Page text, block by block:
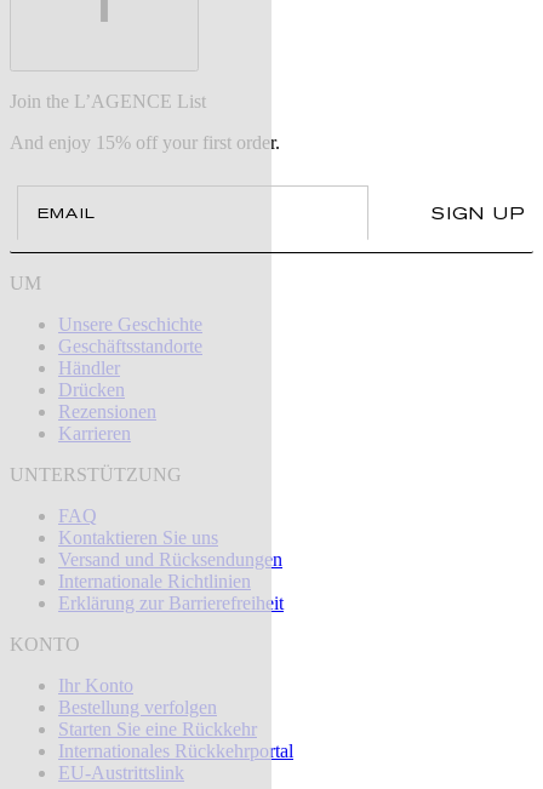
Join the L’AGENCE List
And enjoy 15% off your first order.
SIGN UP
UM
Unsere Geschichte
Geschäftsstandorte
Händler
Drücken
Rezensionen
Karrieren
UNTERSTÜTZUNG
FAQ
Kontaktieren Sie uns
Versand und Rücksendungen
Internationale Richtlinien
Erklärung zur Barrierefreiheit
KONTO
Ihr Konto
Bestellung verfolgen
Starten Sie eine Rückkehr
Internationales Rückkehrportal
EU-Austrittslink